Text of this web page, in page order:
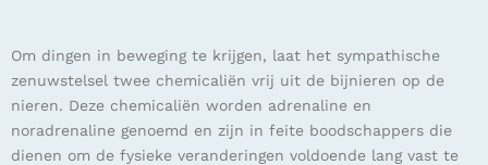
Om dingen in beweging te krijgen, laat het sympathische
zenuwstelsel twee chemicaliën vrij uit de bijnieren op de
nieren. Deze chemicaliën worden adrenaline en
noradrenaline genoemd en zijn in feite boodschappers die
dienen om de fysieke veranderingen voldoende lang vast te